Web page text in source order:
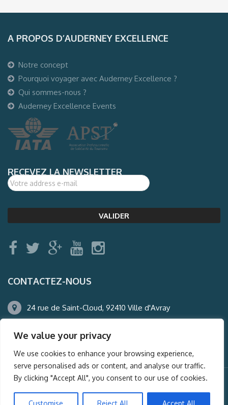
We value your privacy
We use cookies to enhance your browsing experience,
serve personalised ads or content, and analyse our traffic.
By clicking "Accept All", you consent to our use of cookies.
Customise Reject All Accept All
A PROPOS D’AUDERNEY EXCELLENCE
Notre concept
Pourquoi voyager avec Auderney Excellence ?
Qui sommes-nous ?
Auderney Excellence Events
RECEVEZ LA NEWSLETTER
CONTACTEZ-NOUS
24 rue de Saint-Cloud, 92410 Ville d'Avray